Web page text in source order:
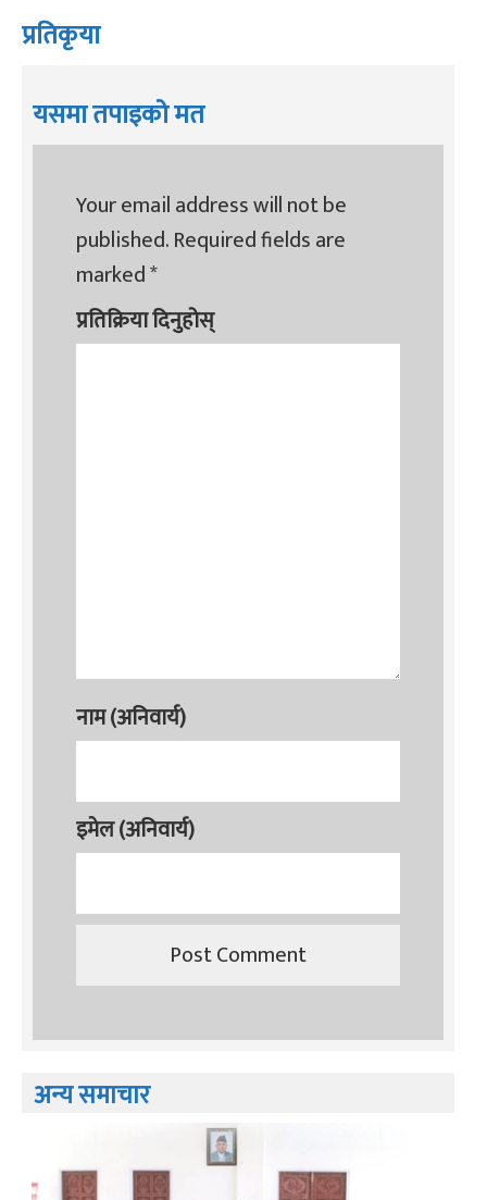
प्रतिकृया
यसमा तपाइको मत
Your email address will not be
published.Required fields are
marked*
प्रतिक्रिया दिनुहोस्
नाम (अनिवार्य)
इमेल (अनिवार्य)
अन्य समाचार